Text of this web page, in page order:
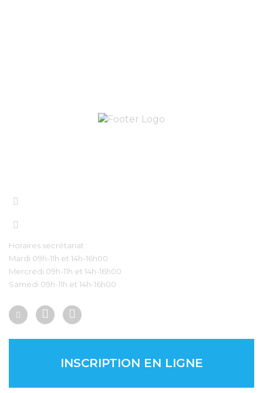
Horaires secrétariat :
Mardi 09h-11h et 14h-16h00
Mercredi 09h-11h et 14h-16h00
Samedi 09h-11h et 14h-16h00
INSCRIPTION EN LIGNE